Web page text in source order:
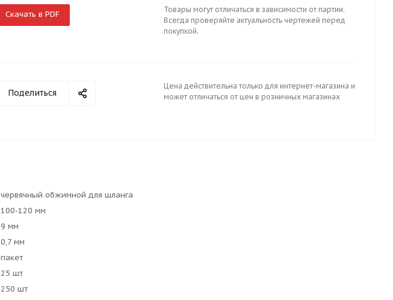
Скачать в PDF
Товары могут отличаться в зависимости от партии.
Всегда проверяйте актуальность чертежей перед
покупкой.
Поделиться
Цена действительна только для интернет-магазина и
может отличаться от цен в розничных магазинах
червячный обжимной для шланга
100-120 мм
9 мм
0,7 мм
пакет
25 шт
250 шт